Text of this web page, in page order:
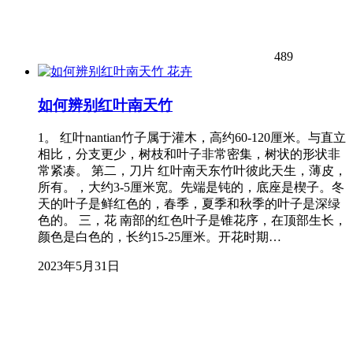
489
花卉
如何辨别红叶南天竹
1。 红叶nantian竹子属于灌木，高约60-120厘米。与直立
相比，分支更少，树枝和叶子非常密集，树状的形状非
常紧凑。 第二，刀片 红叶南天东竹叶彼此天生，薄皮，
所有。，大约3-5厘米宽。先端是钝的，底座是楔子。冬
天的叶子是鲜红色的，春季，夏季和秋季的叶子是深绿
色的。 三，花 南部的红色叶子是锥花序，在顶部生长，
颜色是白色的，长约15-25厘米。开花时期…
2023年5月31日